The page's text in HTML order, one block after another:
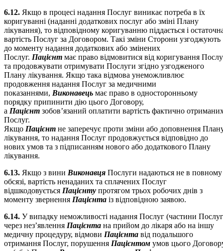
6.12. Якщо в процесі надання Послуг виникає потреба в їх
коригуванні (наданні додаткових послуг або зміні Плану
лікування), то відповідному коригуванню піддається і
вартість Послуг за Договором. Такі зміни Сторони узгоджують
до моменту надання додаткових або змінених
Послуг. Пацієнт має право відмовитися від коригування
та продовжувати отримувати Послуги згідно узгодженого
Плану лікування. Якщо така відмова унеможливлює
продовження надання Послуг за медичними
показаннями, Виконавець має право в односторонньому
порядку припинити дію цього Договору,
а Пацієнт зобов’язаний оплатити вартість фактично
Послуг.
Якщо Пацієнт не заперечує проти зміни або доповнення
лікування, то надання Послуг продовжується відповідно до
нових умов та з підписанням нового або додаткового Плану
лікування.
6.13. Якщо з вини Виконавця Послуги надаються не в повному
обсязі, вартість ненаданих та сплачених Послуг
відшкодовується Пацієнту протягом трьох робочих днів з
моменту звернення Пацієнта із відповідною заявою.
6.14. У випадку неможливості надання Послуг (частини
через нез’явлення Пацієнта на прийом до лікаря або на іншу
медичну процедуру, відмови Пацієнта від подальшого
отримання Послуг, порушення Пацієнтом умов цього